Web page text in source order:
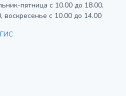
пятница с 10.00 до 18.00,
воскресенье с 10.00 до 14.00